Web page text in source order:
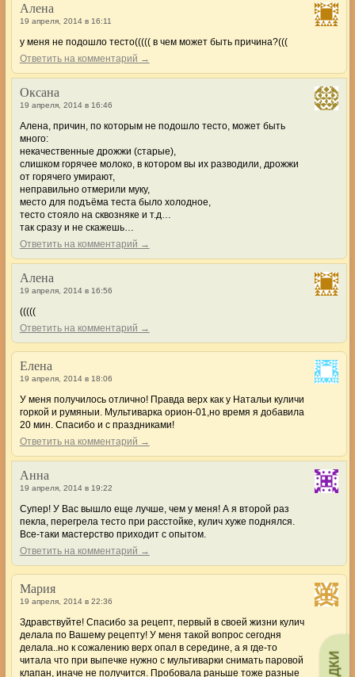
Алена
19 апреля, 2014 в 16:11
у меня не подошло тесто((((( в чем может быть причина?(((
Ответить на комментарий →
Оксана
19 апреля, 2014 в 16:46
Алена, причин, по которым не подошло тесто, может быть
много:
некачественные дрожжи (старые),
слишком горячее молоко, в котором вы их разводили, дрожжи
от горячего умирают,
неправильно отмерили муку,
место для подъёма теста было холодное,
тесто стояло на сквозняке и т.д…
так сразу и не скажешь…
Ответить на комментарий →
Алена
19 апреля, 2014 в 16:56
(((((
Ответить на комментарий →
Елена
19 апреля, 2014 в 18:06
У меня получилось отлично! Правда верх как у Натальи куличи
горкой и румяныи. Мультиварка орион-01,но время я добавила
20 мин. Спасибо и с праздниками!
Ответить на комментарий →
Анна
19 апреля, 2014 в 19:22
Супер! У Вас вышло еще лучше, чем у меня! А я второй раз
пекла, перегрела тесто при расстойке, кулич хуже поднялся.
Все-таки мастерство приходит с опытом.
Ответить на комментарий →
Мария
19 апреля, 2014 в 22:36
Здравствуйте! Спасибо за рецепт, первый в своей жизни кулич
делала по Вашему рецепту! У меня такой вопрос сегодня
делала..но к сожалению верх опал в середине, а я где-то
читала что при выпечке нужно с мультиварки снимать паровой
клапан, иначе не получится. Пробовала раньше тоже разные